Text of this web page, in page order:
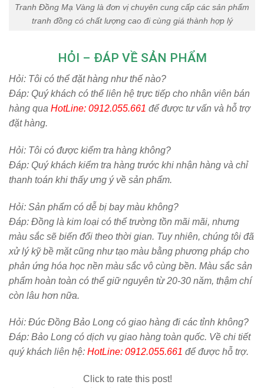
Tranh Đồng Mạ Vàng là đơn vị chuyên cung cấp các sản phẩm
tranh đồng có chất lượng cao đi cùng giá thành hợp lý
HỎI – ĐÁP VỀ SẢN PHẨM
Hỏi: Tôi có thể đặt hàng như thế nào?
Đáp: Quý khách có thể liên hệ trực tiếp cho nhân viên bán
hàng qua HotLine: 0912.055.661 để được tư vấn và hỗ trợ
đặt hàng.
Hỏi: Tôi có được kiểm tra hàng không?
Đáp: Quý khách kiểm tra hàng trước khi nhận hàng và chỉ
thanh toán khi thấy ưng ý về sản phẩm.
Hỏi: Sản phẩm có dễ bị bay màu không?
Đáp: Đồng là kim loại có thể trường tồn mãi mãi, nhưng
màu sắc sẽ biến đổi theo thời gian. Tuy nhiên, chúng tôi đã
xử lý kỹ bề mặt cũng như tạo màu bằng phương pháp cho
phản ứng hóa học nền màu sắc vô cùng bền. Màu sắc sản
phẩm hoàn toàn có thể giữ nguyên từ 20-30 năm, thậm chí
còn lâu hơn nữa.
Hỏi: Đúc Đồng Bảo Long có giao hàng đi các tỉnh không?
Đáp: Bảo Long có dịch vụ giao hàng toàn quốc. Về chi tiết
quý khách liên hệ: HotLine: 0912.055.661 để được hỗ trợ.
Click to rate this post!